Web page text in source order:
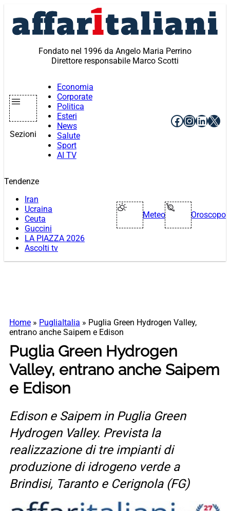
contenuto
Fondato nel 1996 da Angelo Maria Perrino
Direttore responsabile Marco Scotti
Sezioni
Economia
Corporate
Politica
Esteri
News
Salute
Sport
AI TV
Facebook
X
Tendenze
Iran
Ucraina
Ceuta
Guccini
LA PIAZZA 2026
Ascolti tv
Meteo Oroscopo
Home » PugliaItalia » Puglia Green Hydrogen Valley,
entrano anche Saipem e Edison
Puglia Green Hydrogen
Valley, entrano anche Saipem
e Edison
Edison e Saipem in Puglia Green
Hydrogen Valley. Prevista la
realizzazione di tre impianti di
produzione di idrogeno verde a
Brindisi, Taranto e Cerignola (FG)